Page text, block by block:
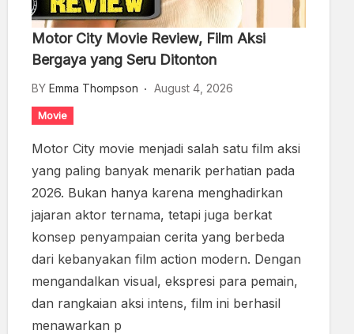
Motor City Movie Review, Film Aksi
Bergaya yang Seru Ditonton
BY Emma Thompson August 4, 2026
Movie
Motor City movie menjadi salah satu film aksi
yang paling banyak menarik perhatian pada
2026. Bukan hanya karena menghadirkan
jajaran aktor ternama, tetapi juga berkat
konsep penyampaian cerita yang berbeda
dari kebanyakan film action modern. Dengan
mengandalkan visual, ekspresi para pemain,
dan rangkaian aksi intens, film ini berhasil
menawarkan p